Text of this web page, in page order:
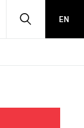
HLEDATEN